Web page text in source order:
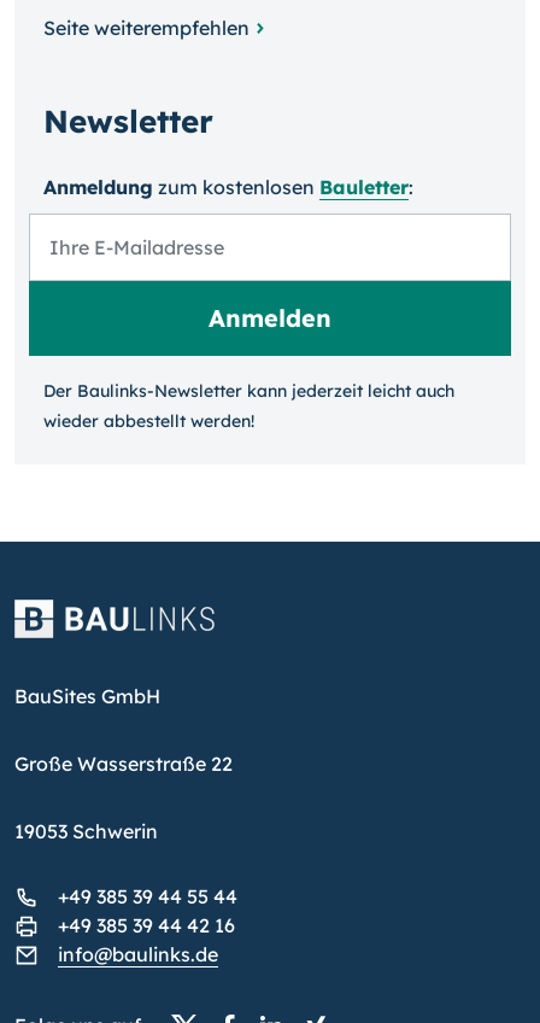
Seite weiterempfehlen
Newsletter
Anmeldung zum kosten­losen Bauletter:
Der Baulinks-Newsletter kann jeder­zeit leicht auch
wieder ab­bestellt werden!
BauSites GmbH
Große Wasserstraße 22
19053 Schwerin
+49 385 39 44 55 44
+49 385 39 44 42 16
info@baulinks.de